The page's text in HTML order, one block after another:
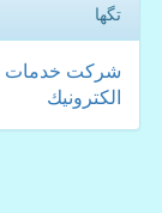
تگها
شركت خدمات
الكترونیك